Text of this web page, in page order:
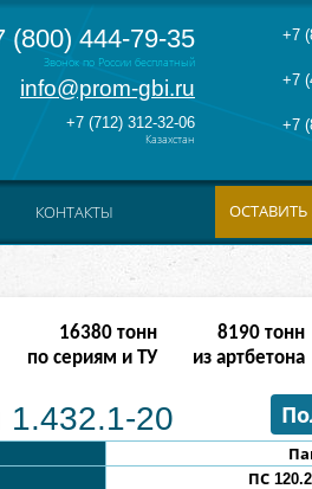
(800) 444-79-35
Звонок по России бесплатный
info@prom-gbi.ru
+7 (712) 312-32-06
Казахстан
+7
+7
+7
КОНТАКТЫ ОСТАВИТЬ
16380тонн
по сериям и ТУ
8190тонн
из артбетона
20
ПС